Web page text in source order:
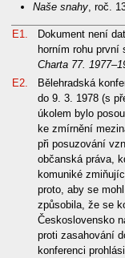
Naše snahy, roč.
E1.
Dokument není
horním rohu
Charta 77.
E2.
Bělehradská
do 9. 3. 1978 (s
úkolem bylo
ke zmírnění
při posuzování
občanská práva,
komuniké
proto, aby se
způsobila, že se
Československo
proti zasahování
konferenci